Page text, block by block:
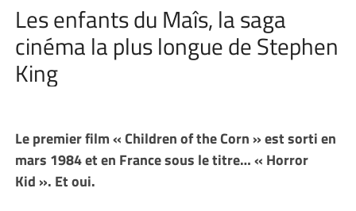
Les enfants du Maîs, la saga
cinéma la plus longue de Stephen
King
Le premier film « Children of the Corn » est sorti en
mars 1984 et en France sous le titre… « Horror
Kid ». Et oui.